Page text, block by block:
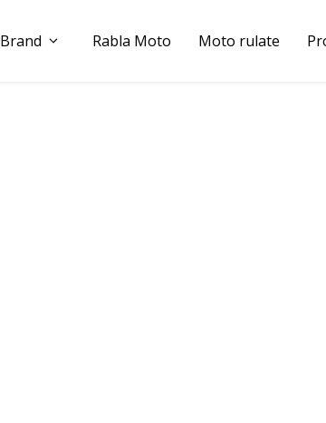
Brand Rabla Moto Moto rulate